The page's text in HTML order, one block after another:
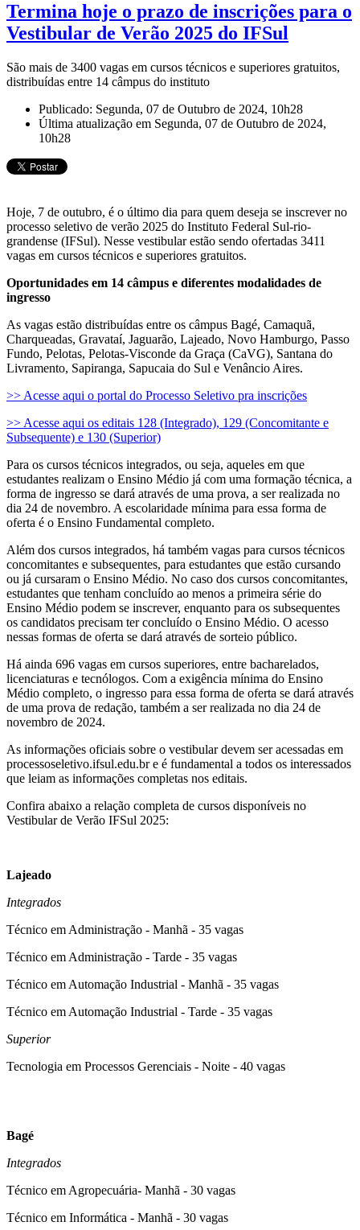
Termina hoje o prazo de inscrições para o
Vestibular de Verão 2025 do IFSul
São mais de 3400 vagas em cursos técnicos e superiores gratuitos,
distribuídas entre 14 câmpus do instituto
Publicado: Segunda, 07 de Outubro de 2024, 10h28
Última atualização em Segunda, 07 de Outubro de 2024,
10h28
Hoje, 7 de outubro, é o último dia para quem deseja se inscrever no
processo seletivo de verão 2025 do Instituto Federal Sul-rio-
grandense (IFSul). Nesse vestibular estão sendo ofertadas 3411
vagas em cursos técnicos e superiores gratuitos.
Oportunidades em 14 câmpus e diferentes modalidades de
ingresso
As vagas estão distribuídas entre os câmpus Bagé, Camaquã,
Charqueadas, Gravataí, Jaguarão, Lajeado, Novo Hamburgo, Passo
Fundo, Pelotas, Pelotas-Visconde da Graça (CaVG), Santana do
Livramento, Sapiranga, Sapucaia do Sul e Venâncio Aires.
>> Acesse aqui o portal do Processo Seletivo pra inscrições
>> Acesse aqui os editais 128 (Integrado), 129 (Concomitante e
Subsequente) e 130 (Superior)
Para os cursos técnicos integrados, ou seja, aqueles em que
estudantes realizam o Ensino Médio já com uma formação técnica, a
forma de ingresso se dará através de uma prova, a ser realizada no
dia 24 de novembro. A escolaridade mínima para essa forma de
oferta é o Ensino Fundamental completo.
Além dos cursos integrados, há também vagas para cursos técnicos
concomitantes e subsequentes, para estudantes que estão cursando
ou já cursaram o Ensino Médio. No caso dos cursos concomitantes,
estudantes que tenham concluído ao menos a primeira série do
Ensino Médio podem se inscrever, enquanto para os subsequentes
os candidatos precisam ter concluído o Ensino Médio. O acesso
nessas formas de oferta se dará através de sorteio público.
Há ainda 696 vagas em cursos superiores, entre bacharelados,
licenciaturas e tecnólogos. Com a exigência mínima do Ensino
Médio completo, o ingresso para essa forma de oferta se dará através
de uma prova de redação, também a ser realizada no dia 24 de
novembro de 2024.
As informações oficiais sobre o vestibular devem ser acessadas em
processoseletivo.ifsul.edu.br e é fundamental a todos os interessados
que leiam as informações completas nos editais.
Confira abaixo a relação completa de cursos disponíveis no
Vestibular de Verão IFSul 2025:
Lajeado
Integrados
Técnico em Administração - Manhã - 35 vagas
Técnico em Administração - Tarde - 35 vagas
Técnico em Automação Industrial - Manhã - 35 vagas
Técnico em Automação Industrial - Tarde - 35 vagas
Superior
Tecnologia em Processos Gerenciais - Noite - 40 vagas
Bagé
Integrados
Técnico em Agropecuária- Manhã - 30 vagas
Técnico em Informática - Manhã - 30 vagas